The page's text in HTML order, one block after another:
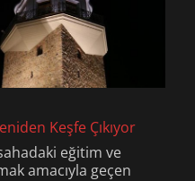
Keşfe Çıkıyor
eğitim ve
amacıyla geçen